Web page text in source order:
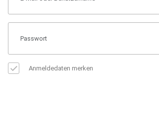
Anmeldedaten merken